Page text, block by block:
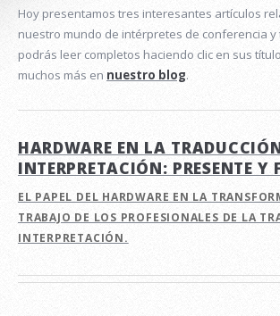
Hoy presentamos tres interesantes artículos
nuestro mundo de intérpretes de conferencia
podrás leer completos haciendo clic en sus
muchos más en nuestro blog.
HARDWARE EN LA
INTERPRETACIÓN: PRESENTE Y
EL PAPEL DEL HARDWARE EN LA
TRABAJO DE LOS PROFESIONALES DE LA
INTERPRETACIÓN.